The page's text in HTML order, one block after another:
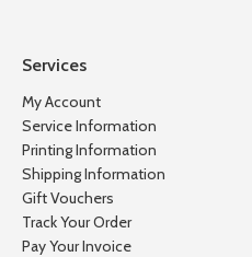
Services
My Account
Service Information
Printing Information
Shipping Information
Gift Vouchers
Track Your Order
Pay Your Invoice